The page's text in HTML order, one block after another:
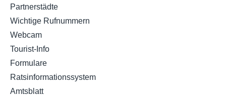
Partnerstädte
Wichtige Rufnummern
Webcam
Tourist-Info
Formulare
Ratsinformationssystem
Amtsblatt